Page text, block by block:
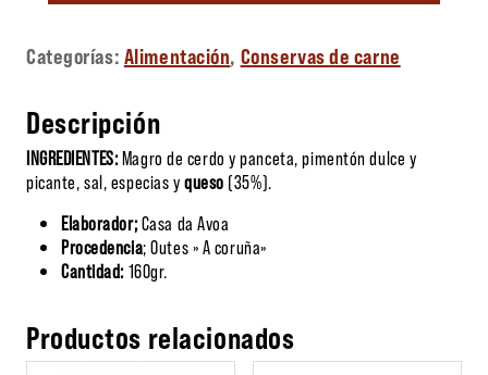
Categorías: Alimentación, Conservas de carne
Descripción
INGREDIENTES:Magro de cerdo y panceta, pimentón dulce y
picante, sal, especias yqueso (35%).
Elaborador;Casa da Avoa
Procedencia; Outes » A coruña»
Cantidad: 160gr.
Productos relacionados